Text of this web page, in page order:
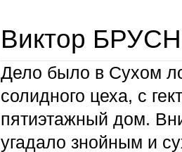
Виктор
Дело было в Сухом
солидного цеха, с
пятиэтажный дом.
угадало знойным и